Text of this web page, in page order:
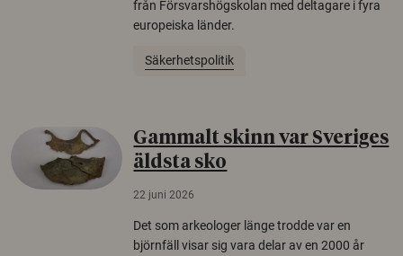
från Försvarshögskolan med deltagare i fyra
europeiska länder.
Säkerhetspolitik
Gammalt skinn var Sveriges
äldsta sko
22 juni 2026
Det som arkeologer länge trodde var en
björnfäll visar sig vara delar av en 2000 år